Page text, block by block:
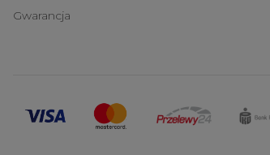
Gwarancja